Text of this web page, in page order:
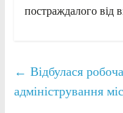
постраждалого від
← Відбулася
адміністрування